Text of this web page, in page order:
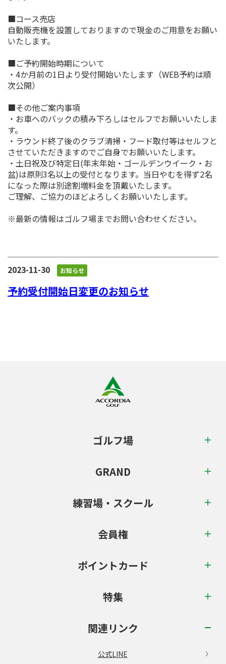
■コース売店
自動販売機を設置しておりますので現金のご用意をお願い
いたします。
■ご予約開始時期について
・4か月前の1日より受付開始いたします（WEB予約は順
次公開）
■その他ご案内事項
・お車へのバックの積み下ろしはセルフでお願いいたしま
す。
・ラウンド終了後のクラブ清掃・フード取付等はセルフと
させていただきますのでご自身でお願いいたします。
・土日祝及び特定日(年末年始・ゴールデンウイーク・お
盆)は原則3名以上の受付となります。当日やむを得ず2名
になった際は別途割増料金を頂戴いたします。
ご理解、ご協力のほどよろしくお願いいたします。
※最新の情報はゴルフ場までお問い合わせください。
2023-11-30 お知らせ
予約受付開始日変更のお知らせ
ゴルフ場
GRAND
練習場・スクール
会員権
ポイントカード
特集
関連リンク
公式LINE